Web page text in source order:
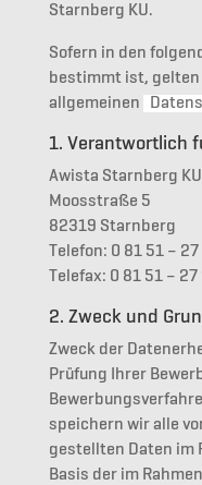
Starnberg KU.
Sofern in den
bestimmt ist,
allgemeinen
1. Verantwortlich
Awista Starnberg KU
Moosstraße 5
82319 Starnberg
Telefon: 0 81 51 –
Telefax: 0 81 51 –
2. Zweck und
Zweck der
Prüfung Ihrer
speichern wir alle
gestellten Daten im
Basis der im